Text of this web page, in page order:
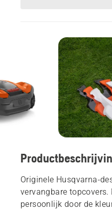
Originele Husqvarna-
vervangbare
persoonlijk door de